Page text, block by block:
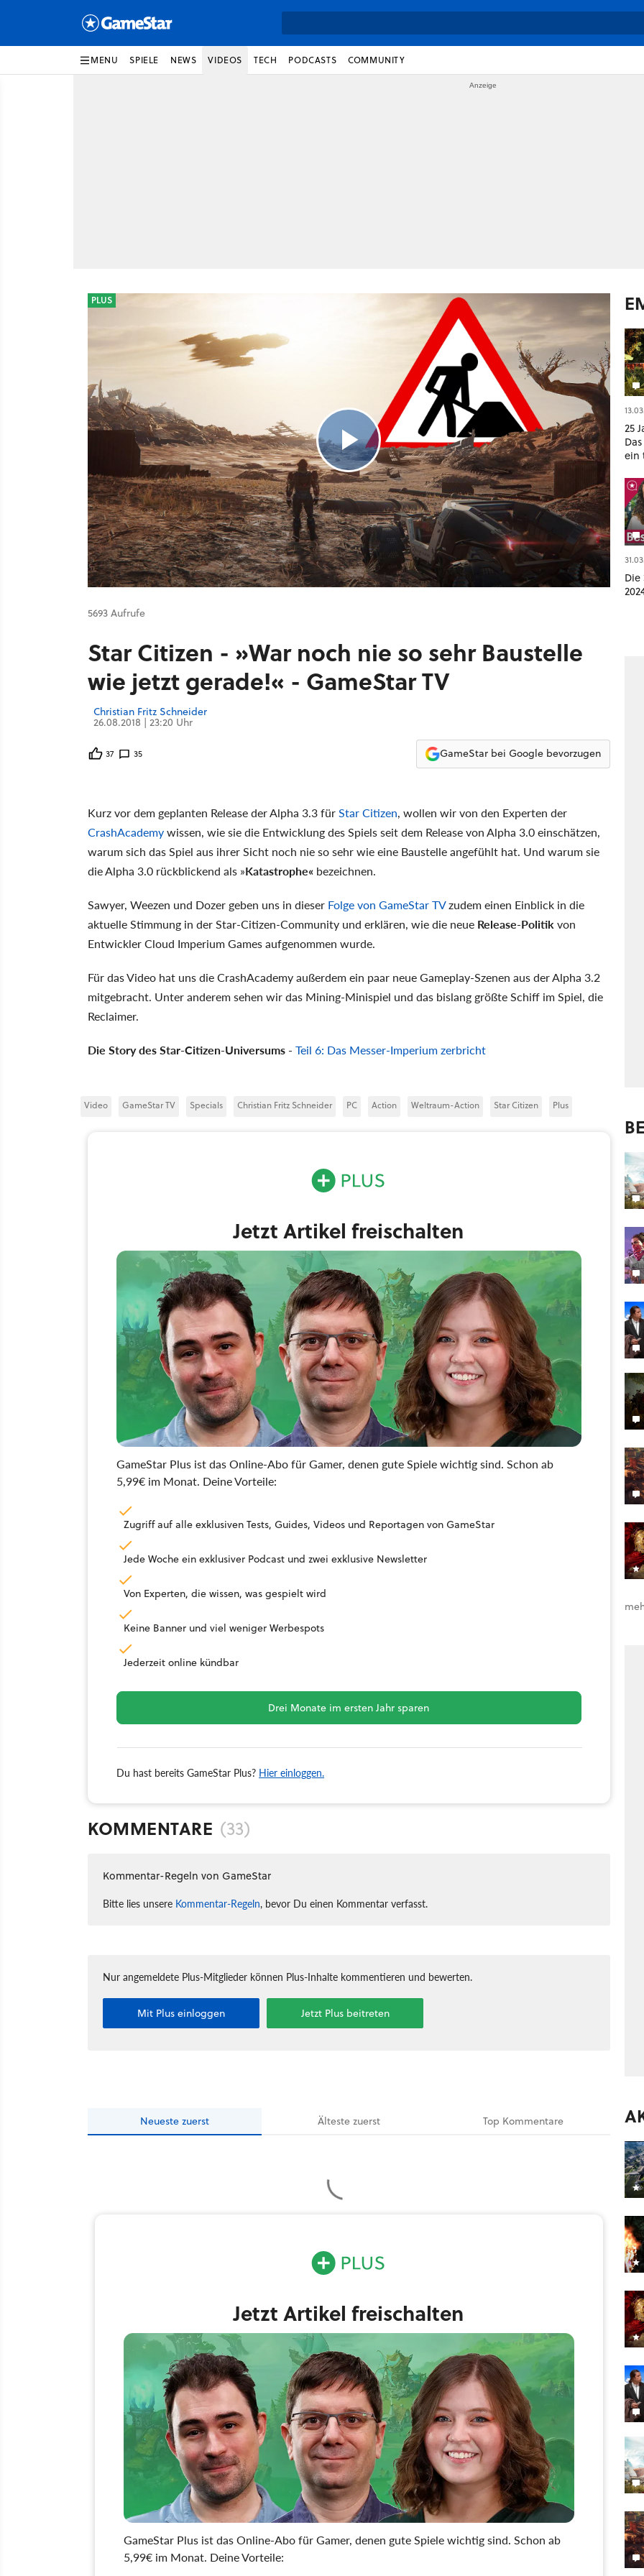
MENU SPIELE NEWS VIDEOS TECH PODCASTS COMMUNITY
PLUS
5693 Aufrufe
Star Citizen - »War noch nie so sehr Baustelle
wie jetzt gerade!« - GameStar TV
Christian Fritz Schneider
26.08.2018 | 23:20 Uhr
37 35 GameStar bei Google bevorzugen
Kurz vor dem geplanten Release der Alpha 3.3 fürStar Citizen, wollen wir von den Experten der
CrashAcademywissen, wie sie die Entwicklung des Spiels seit dem Release von Alpha 3.0 einschätzen,
warum sich das Spiel aus ihrer Sicht noch nie so sehr wie eine Baustelle angefühlt hat. Und warum sie
die Alpha 3.0 rückblickend als »Katastrophe« bezeichnen.
Sawyer, Weezen und Dozer geben uns in dieser Folge von GameStar TVzudem einen Einblick in die
aktuelle Stimmung in der Star-Citizen-Community und erklären, wie die neue Release-Politikvon
Entwickler Cloud Imperium Games aufgenommen wurde.
Für das Video hat uns die CrashAcademy außerdem ein paar neue Gameplay-Szenen aus der Alpha 3.2
mitgebracht. Unter anderem sehen wir das Mining-Minispiel und das bislang größte Schiff im Spiel, die
Reclaimer.
Die Story des Star-Citizen-Universums - Teil 6: Das Messer-Imperium zerbricht
Video GameStar TV Specials Christian Fritz Schneider PC Action Weltraum-Action Star Citizen Plus
Jetzt Artikel freischalten
GameStar Plus ist das Online-Abo für Gamer, denen gute Spiele wichtig sind. Schon ab
5,99€ im Monat. Deine Vorteile:
Zugriff auf alle exklusiven Tests, Guides, Videos und Reportagen von GameStar
Jede Woche ein exklusiver Podcast und zwei exklusive Newsletter
Von Experten, die wissen, was gespielt wird
Keine Banner und viel weniger Werbespots
Jederzeit online kündbar
Drei Monate im ersten Jahr sparen
Du hast bereits GameStar Plus? Hier einloggen.
KOMMENTARE (33)
Kommentar-Regeln von GameStar
Bitte lies unsere Kommentar-Regeln, bevor Du einen Kommentar verfasst.
Nur angemeldete Plus-Mitglieder können Plus-Inhalte kommentieren und bewerten.
Mit Plus einloggen Jetzt Plus beitreten
Neueste zuerst Ältestezuerst Top Kommentare
Jetzt Artikel freischalten
GameStar Plus ist das Online-Abo für Gamer, denen gute Spiele wichtig sind. Schon ab
5,99€ im Monat. Deine Vorteile:
25
ein
Die